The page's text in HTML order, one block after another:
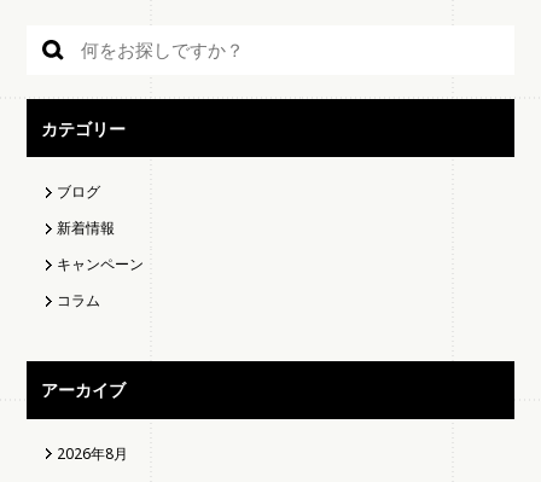
カテゴリー
ブログ
新着情報
キャンペーン
コラム
アーカイブ
2026年8月